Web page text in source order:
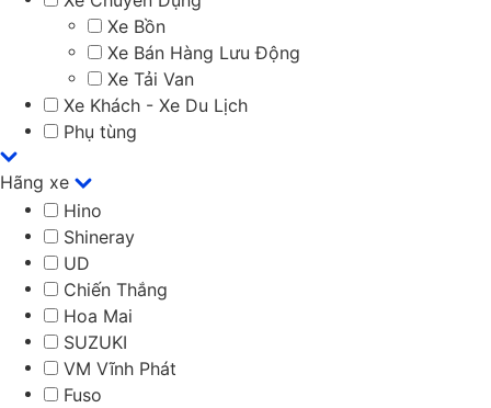
Xe Bồn
Xe Bán Hàng Lưu Động
Xe Tải Van
Xe Khách - Xe Du Lịch
Phụ tùng
Hãng xe
Hino
Shineray
UD
Chiến Thắng
Hoa Mai
SUZUKI
VM Vĩnh Phát
Fuso